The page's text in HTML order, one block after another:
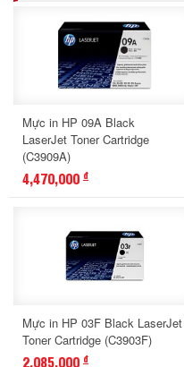
Mực in HP 09A Black
LaserJet Toner Cartridge
(C3909A)
4,470,000 đ
Mực in HP 03F Black LaserJet
Toner Cartridge (C3903F)
2,085,000 đ